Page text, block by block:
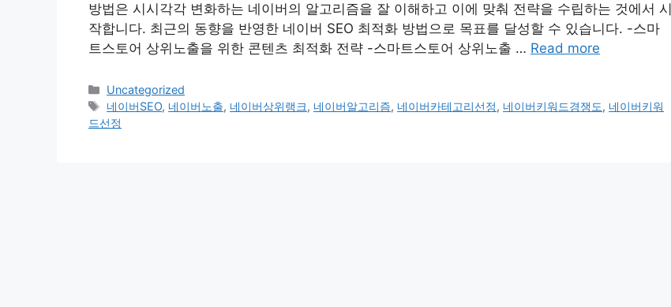
방법은 시시각각 변화하는 네이버의 알고리즘을 잘 이해하고 이에 맞춰 전략을 수립하는 것에서 시
작합니다. 최근의 동향을 반영한 네이버 SEO 최적화 방법으로 목표를 달성할 수 있습니다. -스마
트스토어 상위노출을 위한 콘텐츠 최적화 전략 -스마트스토어 상위노출 … Read more
Categories
Uncategorized
Tags
네이버SEO, 네이버노출, 네이버상위랭크, 네이버알고리즘, 네이버카테고리선정, 네이버키워드경쟁도, 네이버키워
드선정